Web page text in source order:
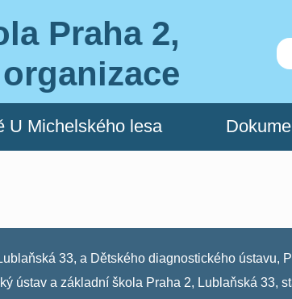
Praha 2,
U Michelského lesa
33, a Dětského diagnostického ústavu,
ústav a základní škola Praha 2, Lublaňská 33,